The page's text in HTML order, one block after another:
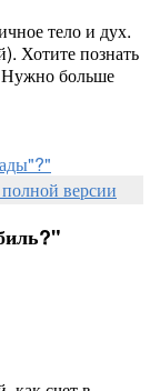
тело и дух.
Хотите познать
Нужно больше
версии